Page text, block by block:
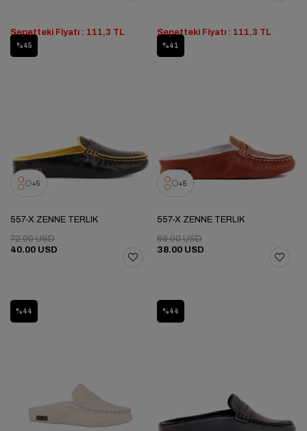
%45
Sepetteki Fiyatı : 111,3 TL
%41
Sepetteki Fiyatı : 111,3 TL
5
557-X ZENNE TERLIK
40.00 USD
72.00 USD
%44
5
557-X ZENNE TERLIK
38.00 USD
68.00 USD
%44